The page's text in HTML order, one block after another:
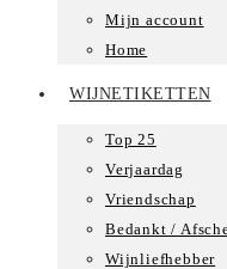
Mijn account
Home
WIJNETIKETTEN
Top 25
Verjaardag
Vriendschap
Bedankt /
Wijnliefhebber